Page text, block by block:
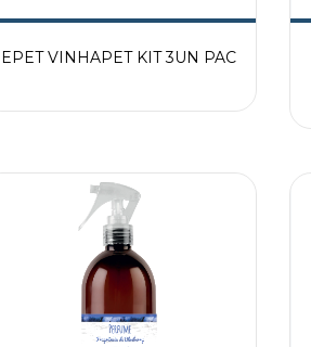
EPET VINHAPET KIT 3UN PAC